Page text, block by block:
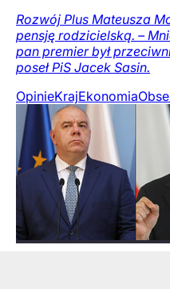
Rozwój Plus Mateusza
pensję rodzicielską. –
pan premier był
poseł PiS Jacek Sasin.
OpinieKrajEkonomia